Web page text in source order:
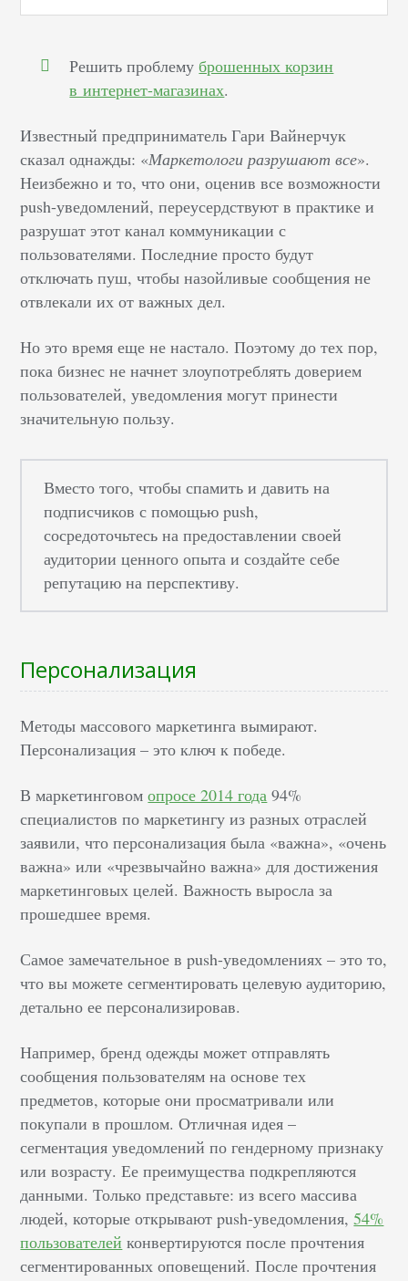
Решить проблемуброшенных корзин
в интернет-магазинах.
Известный предприниматель Гари Вайнерчук
сказал однажды: «Маркетологи разрушают все».
Неизбежно и то, что они, оценив все возможности
push-уведомлений, переусердствуют в практике и
разрушат этот канал коммуникации с
пользователями. Последние просто будут
отключать пуш, чтобы назойливые сообщения не
отвлекали их от важных дел.
Но это время еще не настало. Поэтому до тех пор,
пока бизнес не начнет злоупотреблять доверием
пользователей, уведомления могут принести
значительную пользу.
Вместо того, чтобы спамить и давить на
подписчиков с помощью push,
сосредоточьтесь на предоставлении своей
аудитории ценного опыта и создайте себе
репутацию на перспективу.
Персонализация
Методы массового маркетинга вымирают.
Персонализация – это ключ к победе.
В маркетинговомопросе 2014 года 94%
специалистов по маркетингу из разных отраслей
заявили, что персонализация была «важна», «очень
важна» или «чрезвычайно важна» для достижения
маркетинговых целей. Важность выросла за
прошедшее время.
Самое замечательное в push-уведомлениях – это то,
что вы можете сегментировать целевую аудиторию,
детально ее персонализировав.
Например, бренд одежды может отправлять
сообщения пользователям на основе тех
предметов, которые они просматривали или
покупали в прошлом. Отличная идея –
сегментация уведомлений по гендерному признаку
или возрасту. Ее преимущества подкрепляются
данными. Только представьте: из всего массива
людей, которые открывают push-уведомления,54%
пользователей конвертируются после прочтения
сегментированных оповещений. После прочтения